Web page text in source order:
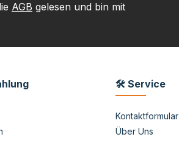
AGB gelesen und bin mit
🛠 Service
Kontaktformular
Über Uns